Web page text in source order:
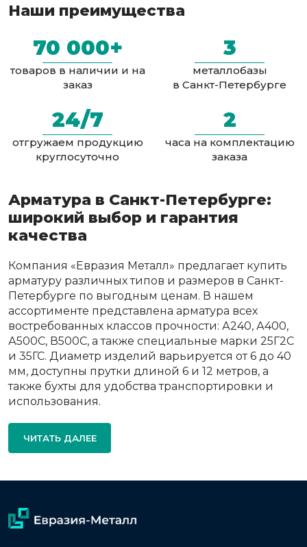
Наши преимущества
70 000+
товаров в наличии и на
заказ
3
металлобазы
в Санкт-Петербурге
24/7
отгружаем продукцию
круглосуточно
2
часа на комплектацию
заказа
Арматура в Санкт-Петербурге:
широкий выбор и гарантия
качества
Компания «Евразия Металл» предлагает купить
арматуру различных типов и размеров в Санкт-
Петербурге по выгодным ценам. В нашем
ассортименте представлена арматура всех
востребованных классов прочности: А240, А400,
А500С, В500С, а также специальные марки 25Г2С
и 35ГС. Диаметр изделий варьируется от 6 до 40
мм, доступны прутки длиной 6 и 12 метров, а
также бухты для удобства транспортировки и
использования.
ЧИТАТЬ ДАЛЕЕ